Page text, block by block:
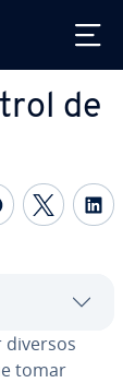
de
Compartir
tomar